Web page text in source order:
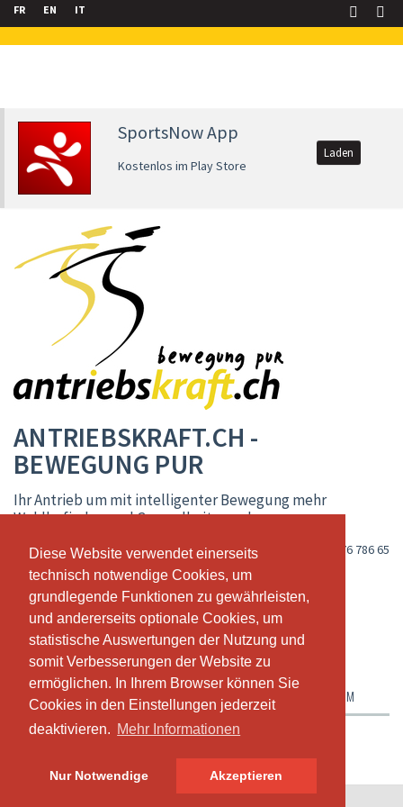
Diese Website verwendet einerseits
technisch notwendige Cookies, um
grundlegende Funktionen zu gewährleisten,
und andererseits optionale Cookies, um
statistische Auswertungen der Nutzung und
somit Verbesserungen der Website zu
ermöglichen. In Ihrem Browser können Sie
Cookies in den Einstellungen jederzeit
deaktivieren. Mehr Informationen
Nur Notwendige Akzeptieren
Diese Website verwendet einerseits
technisch notwendige Cookies, um
grundlegende Funktionen zu gewährleisten,
und andererseits optionale Cookies, um
statistische Auswertungen der Nutzung und
somit Verbesserungen der Website zu
ermöglichen. In Ihrem Browser können Sie
Cookies in den Einstellungen jederzeit
deaktivieren. Mehr Informationen
Nur Notwendige Akzeptieren
FR EN IT
SportsNow App
Kostenlos im Play Store
Laden
ANTRIEBSKRAFT.CH -
BEWEGUNG PUR
Ihr Antrieb um mit intelligenter Bewegung mehr
Wohlbefinden und Gesundheit zu erlangen
Büntenquartier 13, CH-5452 Oberrohrdorf - Staretschwil
+41 76 786 65
www.antriebskraft.ch
sibylle@antriebskraft.ch
LIVE-KALENDER STUNDENPLAN
TERMINE
ABONNEMENTE & PREISE
ÜBER UNS UNSER TEAM